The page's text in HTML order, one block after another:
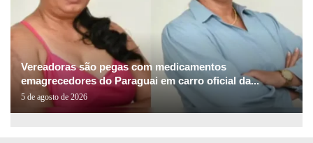
Vereadoras são pegas com medicamentos
emagrecedores do Paraguai em carro oficial da...
5 de agosto de 2026